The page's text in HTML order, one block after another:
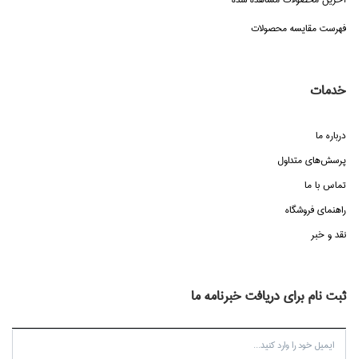
فهرست مقایسه محصولات
خدمات
درباره ما
پرسش‌هاي متداول
تماس با ما
راهنماي فروشگاه
نقد و خبر
ثبت نام برای دریافت خبرنامه ما